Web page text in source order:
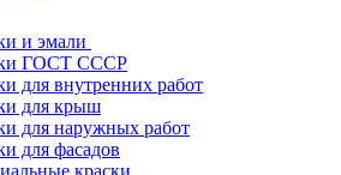
и эмали
ГОСТ СССР
для внутренних работ
для крыш
для наружных работ
для фасадов
краски